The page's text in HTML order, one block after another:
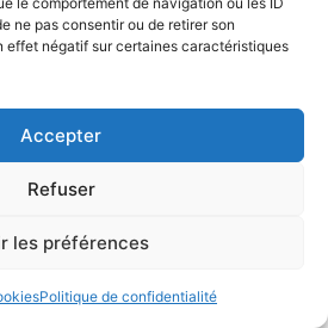
ne pas consentir ou de retirer son
effet négatif sur certaines caractéristiques
Accepter
Refuser
les préférences
Politique de confidentialité